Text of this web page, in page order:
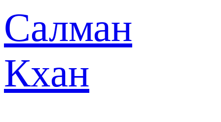
Салман
Кхан